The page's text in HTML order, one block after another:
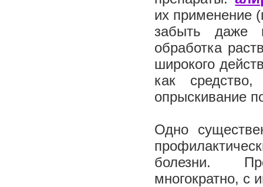
их применение
забыть даже
обработка
широкого
как
опрыскивание
Одно
болезни.
многократно, с